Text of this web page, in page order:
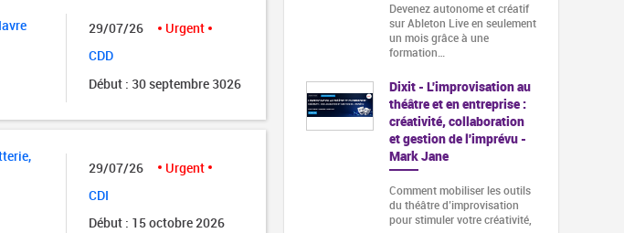
29/07/26
Urgent
CDD
Début : 30 septembre 3026
29/07/26
Urgent
CDI
Début : 15 octobre 2026
Devenez autonome et créatif
sur Ableton Live en seulement
un mois grâce à une
formation…
Dixit - L'improvisation au
théâtre et en entreprise :
créativité, collaboration
et gestion de l'imprévu -
Mark Jane
Comment mobiliser les outils
du théâtre d’improvisation
pour stimuler votre créativité,